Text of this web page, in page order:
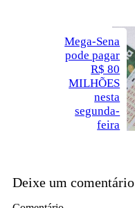
Mega-Sena
pode pagar
R$ 80
MILHÕES
nesta
segunda-
feira
Deixe um comentário